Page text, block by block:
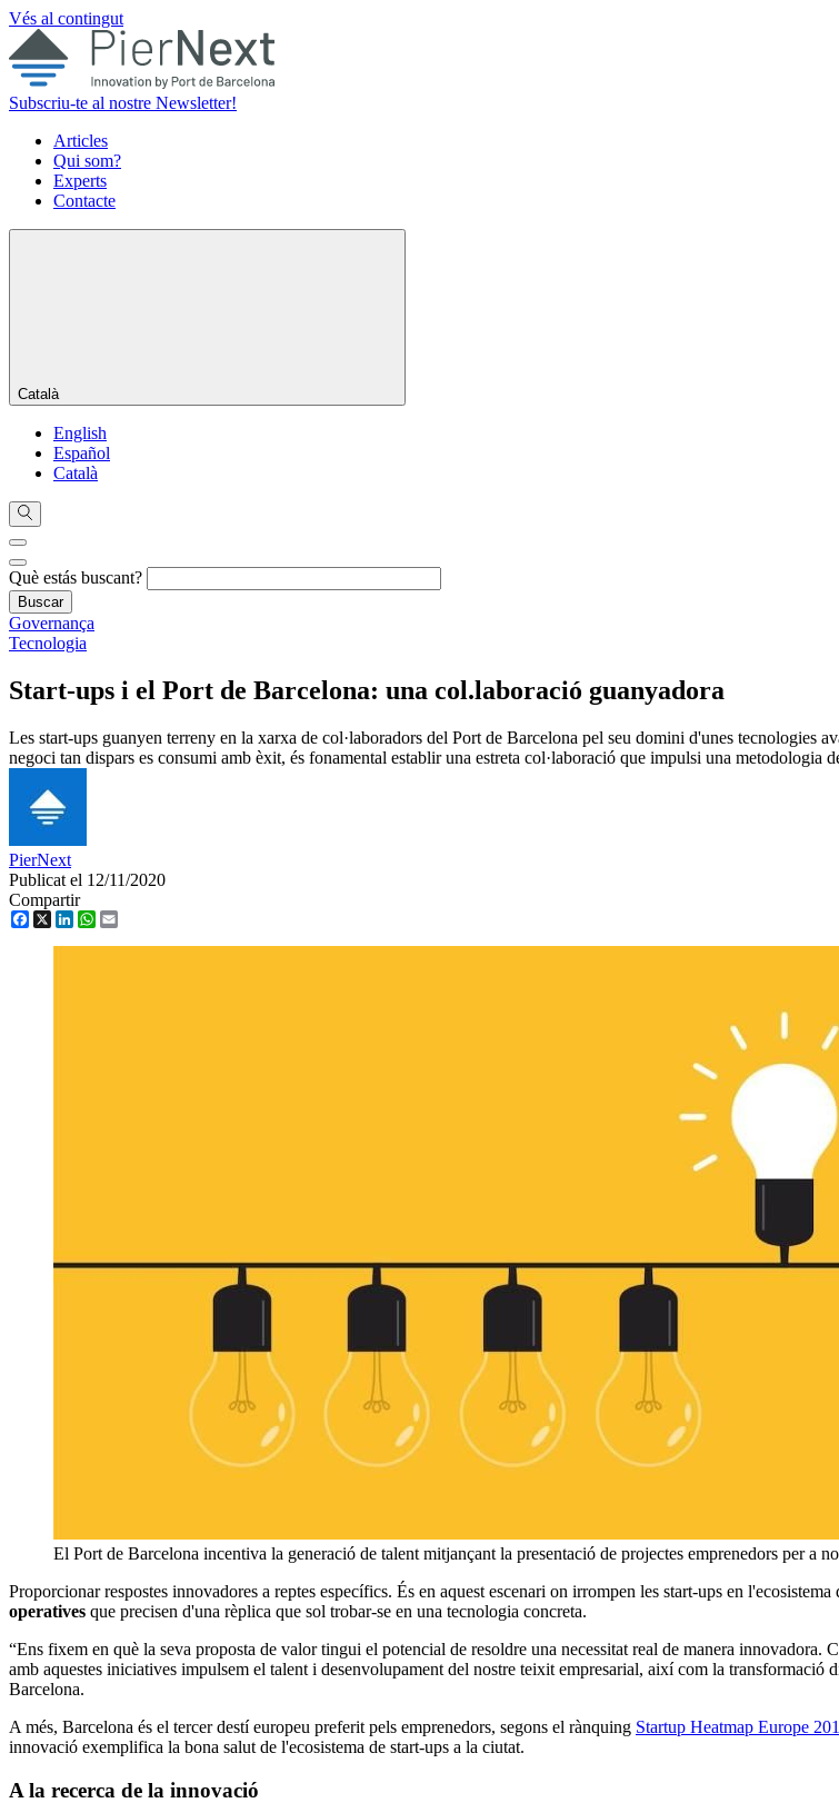
Vés al contingut
Subscriu-te al nostre Newsletter!
Articles
Qui som?
Experts
Contacte
Català
English
Español
Català
Què estás buscant?
Governança
Tecnologia
Start-ups i el Port de Barcelona: una col.laboració guanyadora
Les start-ups guanyen terreny en la xarxa de col·laboradors del Port de Barcelona pel seu domini d'unes tecnologies
negoci tan dispars es consumi amb èxit, és fonamental establir una estreta col·laboració que impulsi una metodologia
PierNext
Publicat el 12/11/2020
Compartir
Facebook
X LinkedInWhatsApp
El Port de Barcelona incentiva la generació de talent mitjançant la presentació de projectes emprenedors per a
Proporcionar respostes innovadores a reptes específics. És en aquest escenari on irrompen les start-ups en l'ecosistema
operatives que precisen d'una rèplica que sol trobar-se en una tecnologia concreta.
“Ens fixem en què la seva proposta de valor tingui el potencial de resoldre una necessitat real de manera
amb aquestes iniciatives impulsem el talent i desenvolupament del nostre teixit empresarial, així com la transformació
Barcelona.
A més, Barcelona és el tercer destí europeu preferit pels emprenedors, segons el rànquing Startup Heatmap Europe
innovació exemplifica la bona salut de l'ecosistema de start-ups a la ciutat.
A la recerca de la innovació